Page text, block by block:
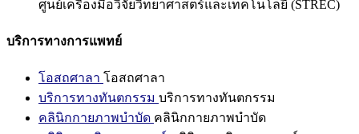
ศูนย์เครื่องมือวิจัยวิทยาศาสตร์และเทคโนโลยี (STREC)
บริการทางการแพทย์
โอสถศาลา โอสถศาลา
บริการทางทันตกรรม บริการทางทันตกรรม
คลินิกกายภาพบำบัด คลินิกกายภาพบำบัด